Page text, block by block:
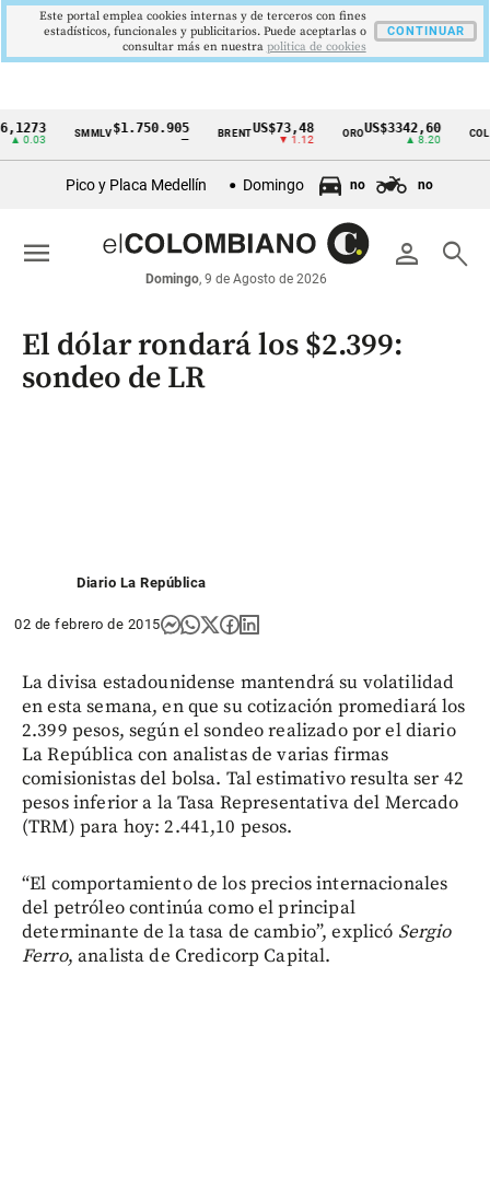
Cintillo
económicos
Colombia
SMMLV$1.750.905 BRENT US$73,48
▼ 1.12
ORO US$3342,60 COLCAP
Pico y Placa Medellín Domingo no no
person search
Domingo, 9 de Agosto de 2026
menu
El dólar rondará los $2.399:
sondeo de LR
Diario La República
02 de febrero de 2015
La divisa estadounidense mantendrá su volatilidad
en esta semana, en que su cotización promediará los
2.399 pesos, según el sondeo realizado por el diario
La República con analistas de varias firmas
comisionistas del bolsa. Tal estimativo resulta ser 42
pesos inferior a la Tasa Representativa del Mercado
(TRM) para hoy: 2.441,10 pesos.
“El comportamiento de los precios internacionales
del petróleo continúa como el principal
determinante de la tasa de cambio”, explicó Sergio
Ferro, analista de Credicorp Capital.
Este portal emplea cookies internas y de terceros con fines
estadísticos, funcionales y publicitarios. Puede aceptarlas o
consultar más en nuestra politica de cookies
CONTINUAR